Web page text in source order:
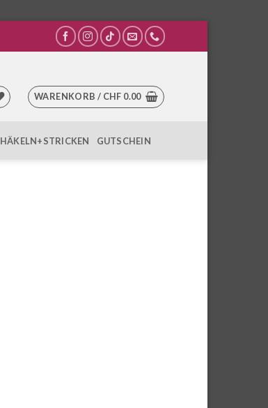
WARENKORB / CHF 0.00
HÄKELN+STRICKEN GUTSCHEIN